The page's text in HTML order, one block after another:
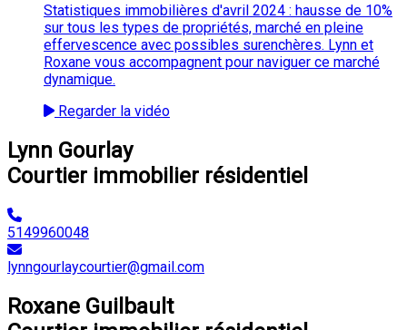
Statistiques immobilières d'avril 2024 : hausse de 10%
sur tous les types de propriétés, marché en pleine
effervescence avec possibles surenchères. Lynn et
Roxane vous accompagnent pour naviguer ce marché
dynamique.
Regarder la vidéo
Lynn Gourlay
Courtier immobilier résidentiel
5149960048
lynngourlaycourtier@gmail.com
Roxane Guilbault